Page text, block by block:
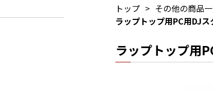
トップ その他の商品
ラップトップ用PC用DJス
ラップトップ用